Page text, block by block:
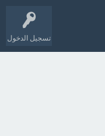
تسجيل الدخول